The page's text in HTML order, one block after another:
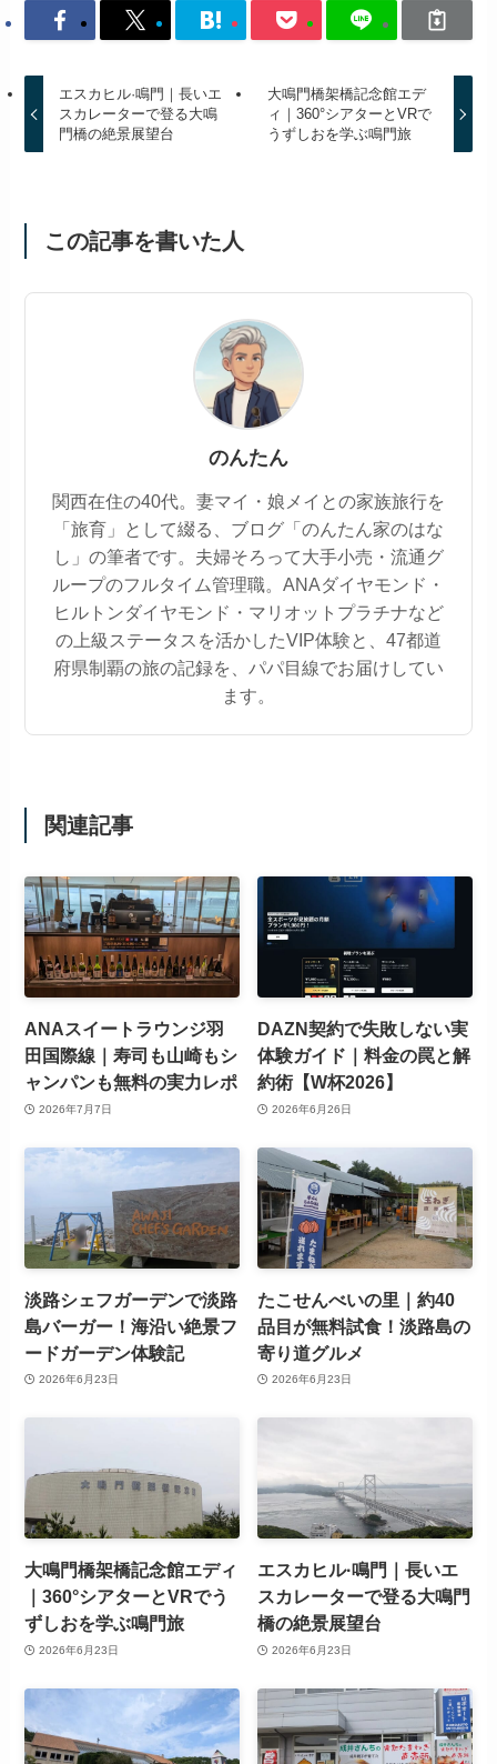
エスカヒル·鳴門｜長いエ
スカレーターで登る大鳴
門橋の絶景展望台
大鳴門橋架橋記念館エデ
ィ｜360°シアターとVRで
うずしおを学ぶ鳴門旅
この記事を書いた人
のんたん
関西在住の40代。妻マイ・娘メイとの家族旅行を
「旅育」として綴る、ブログ「のんたん家のはな
し」の筆者です。夫婦そろって大手小売・流通グ
ループのフルタイム管理職。ANAダイヤモンド・
ヒルトンダイヤモンド・マリオットプラチナなど
の上級ステータスを活かしたVIP体験と、47都道
府県制覇の旅の記録を、パパ目線でお届けしてい
ます。
関連記事
ANAスイートラウンジ羽
田国際線｜寿司も山崎もシ
ャンパンも無料の実力レポ
2026年7月7日
DAZN契約で失敗しない実
体験ガイド｜料金の罠と解
約術【W杯2026】
2026年6月26日
淡路シェフガーデンで淡路
島バーガー！海沿い絶景フ
ードガーデン体験記
2026年6月23日
たこせんべいの里｜約40
品目が無料試食！淡路島の
寄り道グルメ
2026年6月23日
大鳴門橋架橋記念館エディ
｜360°シアターとVRでう
ずしおを学ぶ鳴門旅
2026年6月23日
エスカヒル·鳴門｜長いエ
スカレーターで登る大鳴門
橋の絶景展望台
2026年6月23日